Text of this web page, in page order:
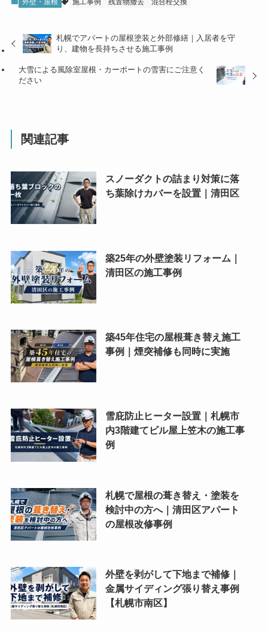
札幌でアパートの屋根塗装と外部修繕｜入居者を守
り、建物を長持ちさせる施工事例
大雪による風除室屋根・カーポートの雪害にご注意く
ださい
関連記事
スノーダクトの詰まり対策に落
ち葉除けカバーを設置｜清田区
築25年の外壁塗装リフォーム｜
清田区の施工事例
築45年住宅の屋根葺き替え施工
事例｜煙突補修も同時に実施
雪庇防止ヒーター設置｜札幌市
内3階建てビル屋上笠木の施工事
例
札幌で屋根の葺き替え・塗装を
検討中の方へ｜清田区アパート
の屋根改修事例
外壁を剥がして下地まで補修｜
金属サイディング張り替え事例
【札幌市南区】